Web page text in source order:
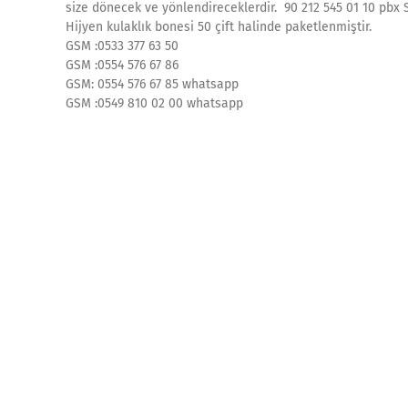
size dönecek ve yönlendireceklerdir. 90 212 545 01 10 pbx
Hijyen kulaklık bonesi 50 çift halinde paketlenmiştir.
GSM :0533 377 63 50
GSM :0554 576 67 86
GSM: 0554 576 67 85 whatsapp
GSM :0549 810 02 00 whatsapp